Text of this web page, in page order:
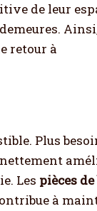
de leur
retour à
Plus
Les pièces
à